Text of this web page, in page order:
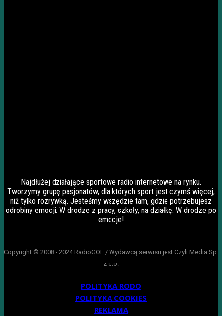
Najdłużej działające sportowe radio internetowe na rynku.
Tworzymy grupę pasjonatów, dla których sport jest czymś więcej,
niż tylko rozrywką. Jesteśmy wszędzie tam, gdzie potrzebujesz
odrobiny emocji. W drodze z pracy, szkoły, na działkę. W drodze po
emocje!
Copyright © 2008 - 2024 RadioGOL / Wydawcą serwisu jest Czyli Media Sp.
z o.o.
POLITYKA RODO
POLITYKA COOKIES
REKLAMA